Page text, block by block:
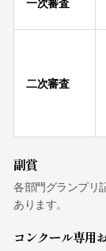
二次審査
副賞
各部門グランプリ
あります。
コンクール専用